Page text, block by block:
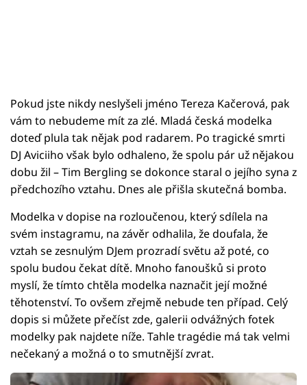
Pokud jste nikdy neslyšeli jméno Tereza Kačerová, pak
vám to nebudeme mít za zlé. Mladá česká modelka
doteď plula tak nějak pod radarem. Po tragické smrti
DJ Aviciiho však bylo odhaleno, že spolu pár už nějakou
dobu žil – Tim Bergling se dokonce staral o jejího syna z
předchozího vztahu. Dnes ale přišla skutečná bomba.
Modelka v dopise na rozloučenou, který sdílela na
svém instagramu, na závěr odhalila, že doufala, že
vztah se zesnulým DJem prozradí světu až poté, co
spolu budou čekat dítě. Mnoho fanoušků si proto
myslí, že tímto chtěla modelka naznačit její možné
těhotenství. To ovšem zřejmě nebude ten případ. Celý
dopis si můžete přečíst zde, galerii odvážných fotek
modelky pak najdete níže. Tahle tragédie má tak velmi
nečekaný a možná o to smutnější zvrat.